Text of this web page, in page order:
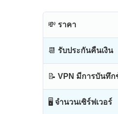
💸 ราคา
📆 รับประกันคืนเงิน
📝 VPN มีการบันทึก
🖥 จำนวนเซิร์ฟเวอร์